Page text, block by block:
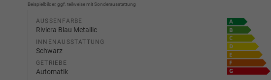
Beispielbilder, ggf. teilweise mit Sonderausstattung
AUSSENFARBE
Riviera Blau Metallic
INNENAUSSTATTUNG
Schwarz
GETRIEBE
Automatik